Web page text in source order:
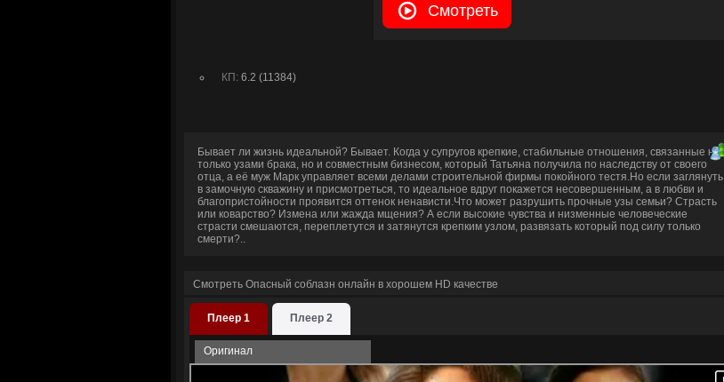
Смотреть
КП: 6.2 (11384)
Бывает ли жизнь идеальной? Бывает. Когда у супругов крепкие, стабильные отношения, связанные не
только узами брака, но и совместным бизнесом, который Татьяна получила по наследству от своего
отца, а её муж Марк управляет всеми делами строительной фирмы покойного тестя.Но если заглянуть
в замочную скважину и присмотреться, то идеальное вдруг покажется несовершенным, а в любви и
благопристойности проявится оттенок ненависти.Что может разрушить прочные узы семьи? Страсть
или коварство? Измена или жажда мщения? А если высокие чувства и низменные человеческие
страсти смешаются, переплетутся и затянутся крепким узлом, развязать который под силу только
смерти?..
Смотреть Опасный соблазн онлайн в хорошем HD качестве
Плеер 1 Плеер 2
Оригинал